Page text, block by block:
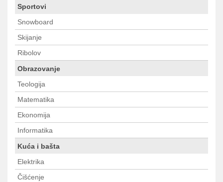
Sportovi
Snowboard
Skijanje
Ribolov
Obrazovanje
Teologija
Matematika
Ekonomija
Informatika
Kuća i bašta
Elektrika
Čišćenje